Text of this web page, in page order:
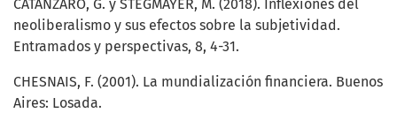
CATANZARO, G. y STEGMAYER, M. (2018). Inflexiones del
neoliberalismo y sus efectos sobre la subjetividad.
Entramados y perspectivas, 8, 4-31.
CHESNAIS, F. (2001). La mundialización financiera. Buenos
Aires: Losada.